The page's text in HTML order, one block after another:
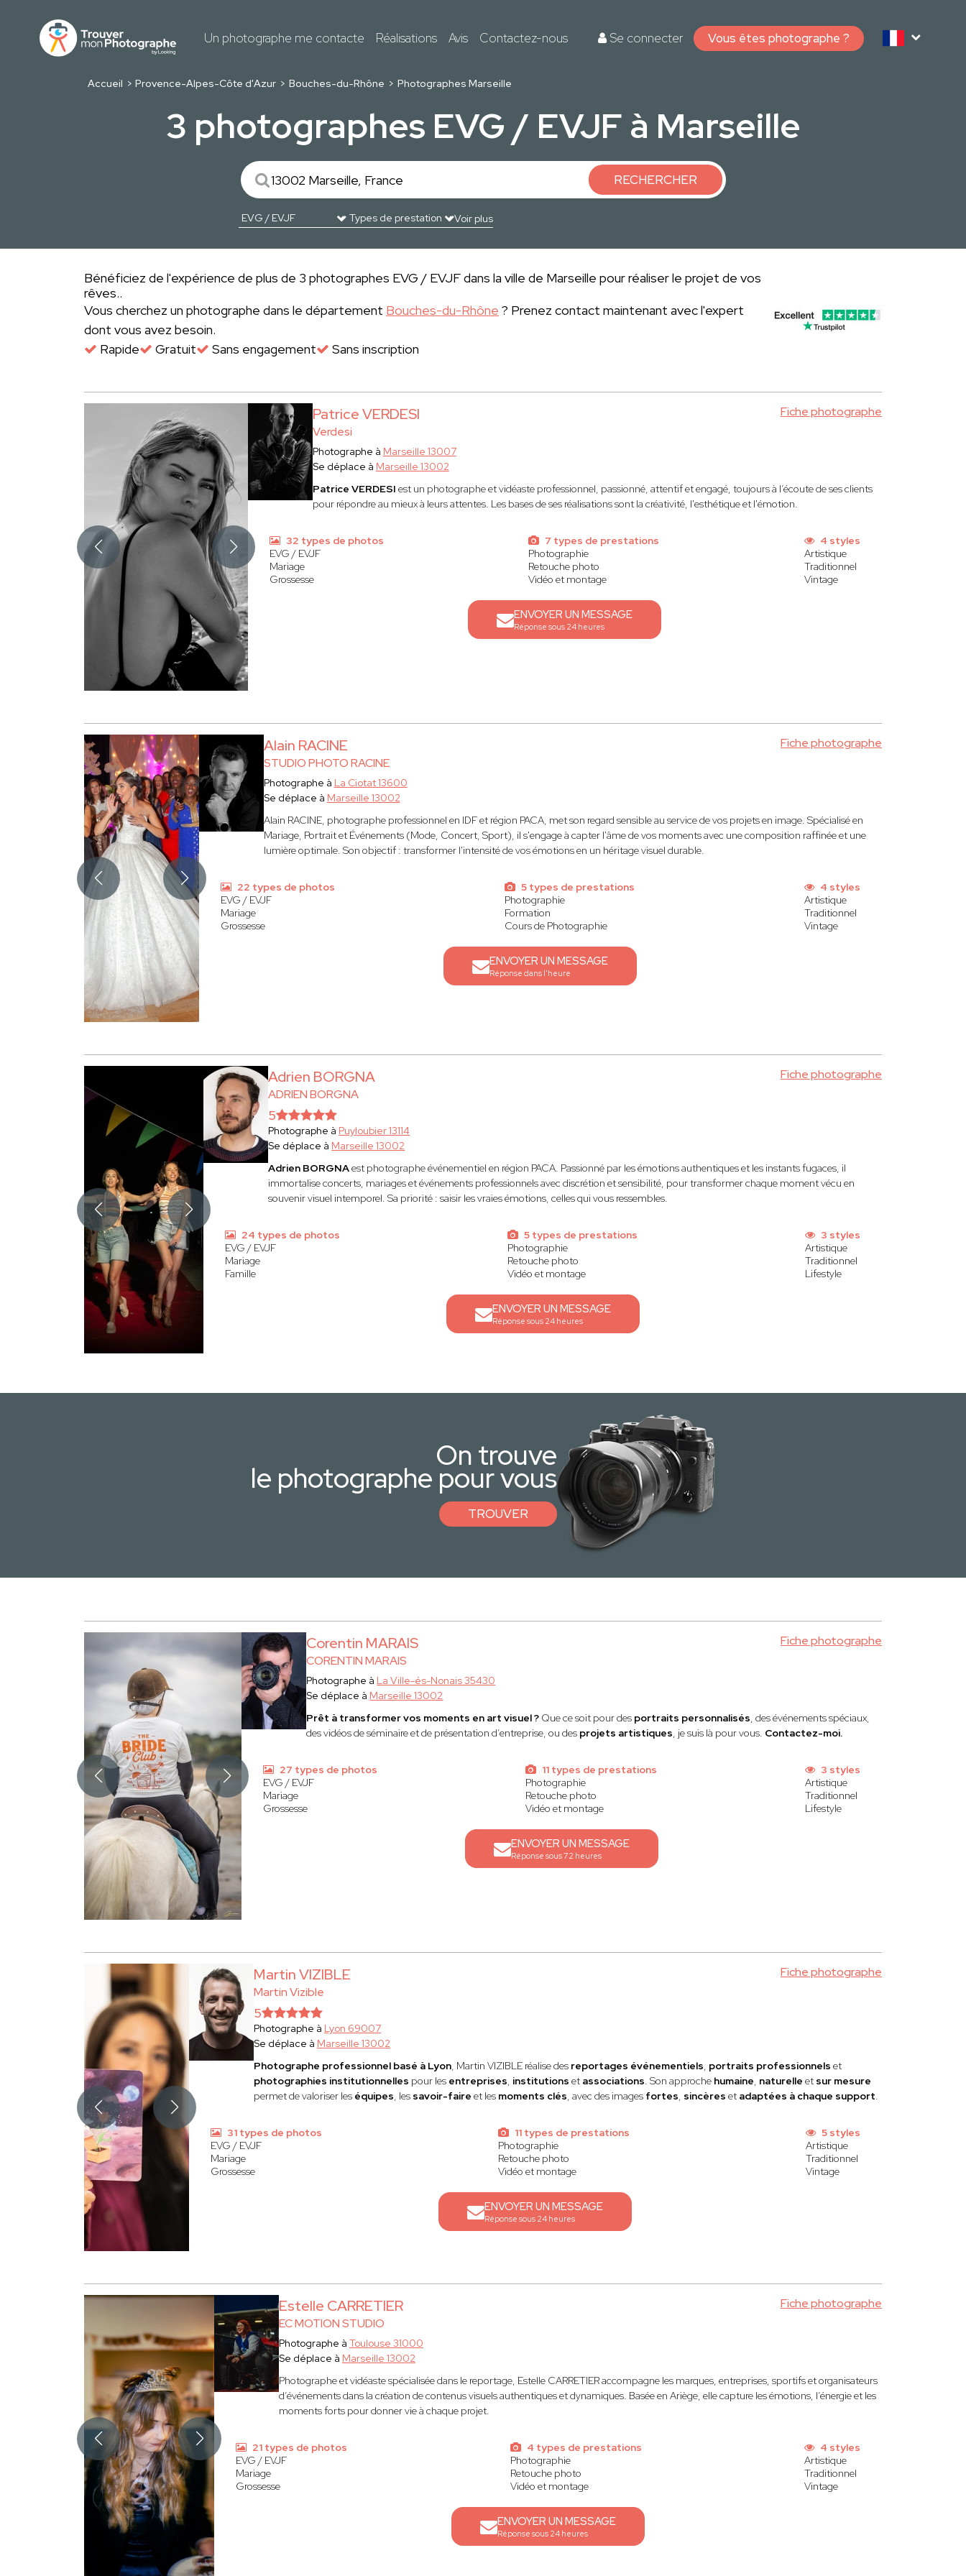
Un photographe me contacte Réalisations Avis Contactez-nous Se connecter Vous êtes photographe ?
Accueil Provence-Alpes-Côte d'Azur Bouches-du-Rhône Photographes Marseille
3 photographes EVG / EVJF à Marseille
RECHERCHER
Voir plus
Bénéficiez de l'expérience de plus de 3 photographes EVG / EVJF dans la ville de Marseille pour réaliser le projet de vos
rêves..
Vous cherchez un photographe dans le département Bouches-du-Rhône ? Prenez contact maintenant avec l'expert
dont vous avez besoin.
Rapide
Gratuit Sans engagement Sans inscription
Patrice VERDESI
Verdesi
Fiche photographe
Photographe à Marseille 13007
Se déplace à Marseille 13002
Patrice VERDESI est un photographe et vidéaste professionnel, passionné, attentif et engagé, toujours à l’écoute de ses clients
pour répondre au mieux à leurs attentes. Les bases de ses réalisations sont la créativité, l'esthétique et l'émotion.
32 types de photos
EVG / EVJF
Mariage
Grossesse
7 types de prestations
Photographie
Retouche photo
Vidéo et montage
4 styles
Artistique
Traditionnel
Vintage
ENVOYER UN MESSAGE
Réponse sous 24 heures
Alain RACINE
STUDIO PHOTO RACINE
Fiche photographe
Photographe à La Ciotat 13600
Se déplace à Marseille 13002
Alain RACINE, photographe professionnel en IDF et région PACA, met son regard sensible au service de vos projets en image. Spécialisé en
Mariage, Portrait et Événements (Mode, Concert, Sport), il s'engage à capter l'âme de vos moments avec une composition raffinée et une
lumière optimale. Son objectif : transformer l'intensité de vos émotions en un héritage visuel durable.
22 types de photos
EVG / EVJF
Mariage
Grossesse
5 types de prestations
Photographie
Formation
Cours de Photographie
4 styles
Artistique
Traditionnel
Vintage
ENVOYER UN MESSAGE
Réponse dans l'heure
Adrien BORGNA
ADRIEN BORGNA
Fiche photographe
5
Photographe à Puyloubier 13114
Se déplace à Marseille 13002
Adrien BORGNAest photographe événementiel en région PACA. Passionné par les émotions authentiques et les instants fugaces, il
immortalise concerts, mariages et événements professionnels avec discrétion et sensibilité, pour transformer chaque moment vécu en
souvenir visuel intemporel. Sa priorité : saisir les vraies émotions, celles qui vous ressembles.
24 types de photos
EVG / EVJF
Mariage
Famille
5 types de prestations
Photographie
Retouche photo
Vidéo et montage
3 styles
Artistique
Traditionnel
Lifestyle
ENVOYER UN MESSAGE
Réponse sous 24 heures
On trouve
le photographe pour vous
TROUVER
Corentin MARAIS
CORENTIN MARAIS
Fiche photographe
Photographe à La Ville-és-Nonais 35430
Se déplace à Marseille 13002
Prêt à transformer vos moments en art visuel ? Que ce soit pour des portraits personnalisés, des événements spéciaux,
des vidéos de séminaire et de présentation d’entreprise, ou des projets artistiques, je suis là pour vous. Contactez-moi.
27 types de photos
EVG / EVJF
Mariage
Grossesse
11 types de prestations
Photographie
Retouche photo
Vidéo et montage
3 styles
Artistique
Traditionnel
Lifestyle
ENVOYER UN MESSAGE
Réponse sous 72 heures
Martin VIZIBLE
Martin Vizible
Fiche photographe
5
Photographe à Lyon 69007
Se déplace à Marseille 13002
Photographe professionnel basé à Lyon, Martin VIZIBLE réalise des reportages événementiels, portraits professionnels et
photographies institutionnelles pour les entreprises, institutions et associations. Son approche humaine, naturelle et sur mesure
permet de valoriser les équipes, les savoir-faire et les moments clés, avec des images fortes, sincères et adaptées à chaque support.
31 types de photos
EVG / EVJF
Mariage
Grossesse
11 types de prestations
Photographie
Retouche photo
Vidéo et montage
5 styles
Artistique
Traditionnel
Vintage
ENVOYER UN MESSAGE
Réponse sous 24 heures
Estelle CARRETIER
EC MOTION STUDIO
Fiche photographe
Photographe à Toulouse 31000
Se déplace à Marseille 13002
Photographe et vidéaste spécialisée dans le reportage, Estelle CARRETIER accompagne les marques, entreprises, sportifs et organisateurs
d’événements dans la création de contenus visuels authentiques et dynamiques. Basée en Ariège, elle capture les émotions, l’énergie et les
moments forts pour donner vie à chaque projet.
21 types de photos
EVG / EVJF
Mariage
Grossesse
4 types de prestations
Photographie
Retouche photo
Vidéo et montage
4 styles
Artistique
Traditionnel
Vintage
ENVOYER UN MESSAGE
Réponse sous 24 heures